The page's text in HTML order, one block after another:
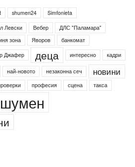
shumen24
Simfonieta
Левски Вебер
ДЛС "Паламара"
зона Яворов
банкомат
Джафер деца интересно кадри
най-новото незаконна сеч новини
професия сцена такса
шумен